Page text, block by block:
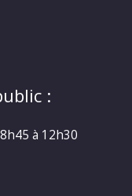
:
à 12h30